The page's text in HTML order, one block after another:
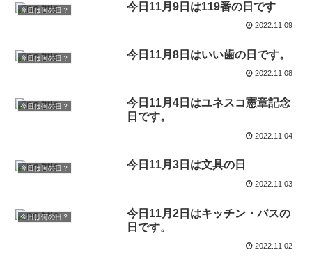
今日は何の日？ 今日11月9日は119番の日です
2022.11.09
今日は何の日？ 今日11月8日はいい歯の日です。
2022.11.08
今日は何の日？
今日11月4日はユネスコ憲章記念
日です。
2022.11.04
今日は何の日？ 今日11月3日は文具の日
2022.11.03
今日は何の日？
今日11月2日はキッチン・バスの
日です。
2022.11.02